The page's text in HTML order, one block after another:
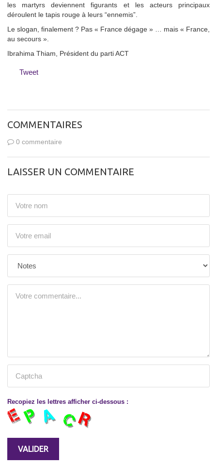
les martyrs deviennent figurants et les acteurs principaux
déroulent le tapis rouge à leurs “ennemis”.
Le slogan, finalement ? Pas « France dégage » … mais « France,
au secours ».
Ibrahima Thiam, Président du parti ACT
Tweet
COMMENTAIRES
0 commentaire
LAISSER UN COMMENTAIRE
Recopiez les lettres afficher ci-dessous :